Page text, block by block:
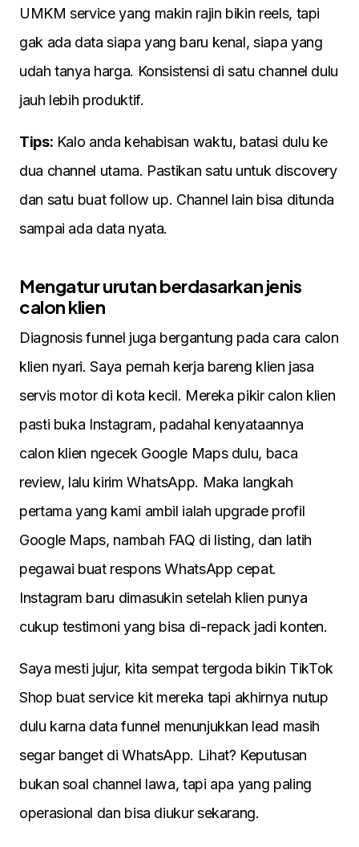
UMKM service yang makin rajin bikin reels, tapi
gak ada data siapa yang baru kenal, siapa yang
udah tanya harga. Konsistensi di satu channel dulu
jauh lebih produktif.
Tips: Kalo anda kehabisan waktu, batasi dulu ke
dua channel utama. Pastikan satu untuk discovery
dan satu buat follow up. Channel lain bisa ditunda
sampai ada data nyata.
Mengatur urutan berdasarkan jenis
calon klien
Diagnosis funnel juga bergantung pada cara calon
klien nyari. Saya pernah kerja bareng klien jasa
servis motor di kota kecil. Mereka pikir calon klien
pasti buka Instagram, padahal kenyataannya
calon klien ngecek Google Maps dulu, baca
review, lalu kirim WhatsApp. Maka langkah
pertama yang kami ambil ialah upgrade profil
Google Maps, nambah FAQ di listing, dan latih
pegawai buat respons WhatsApp cepat.
Instagram baru dimasukin setelah klien punya
cukup testimoni yang bisa di-repack jadi konten.
Saya mesti jujur, kita sempat tergoda bikin TikTok
Shop buat service kit mereka tapi akhirnya nutup
dulu karna data funnel menunjukkan lead masih
segar banget di WhatsApp. Lihat? Keputusan
bukan soal channel lawa, tapi apa yang paling
operasional dan bisa diukur sekarang.